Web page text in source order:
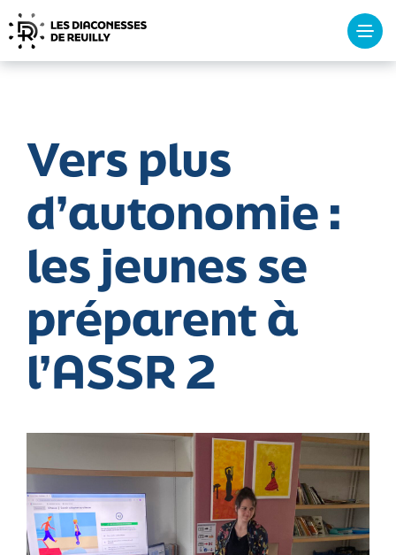
Vers plus
d’autonomie :
les jeunes se
préparent à
l’ASSR 2